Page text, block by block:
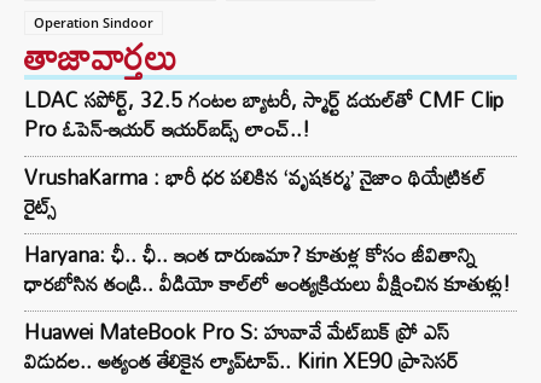
Operation Sindoor
తాజావార్తలు
LDAC సపోర్ట్, 32.5 గంటల బ్యాటరీ, స్మార్ట్ డయల్‌తో CMF Clip
Pro ఓపెన్-ఇయర్ ఇయర్‌బడ్స్ లాంచ్..!
VrushaKarma : భారీ ధర పలికిన ‘వృషకర్మ’ నైజాం థియేట్రికల్
రైట్స్
Haryana: ఛీ.. ఛీ.. ఇంత దారుణమా? కూతుళ్ల కోసం జీవితాన్ని
ధారబోసిన తండ్రి.. వీడియో కాల్‌లో అంత్యక్రియలు వీక్షించిన కూతుళ్లు!
Huawei MateBook Pro S: హువావే మేట్‌బుక్ ప్రో ఎస్
విడుదల.. అత్యంత తేలికైన ల్యాప్‌టాప్.. Kirin XE90 ప్రాసెసర్